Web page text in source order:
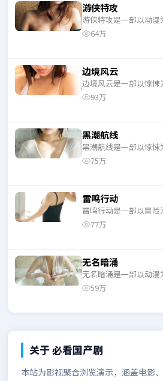
游侠特攻
游侠特攻是一部以动
机、反转与人物成长展
64万
边境风云
边境风云是一部以惊
机、反转与人物成长展
93万
黑潮航线
黑潮航线是一部以惊
机、反转与人物成长展
75万
雷鸣行动
雷鸣行动是一部以冒
机、反转与人物成长展
77万
无名暗涌
无名暗涌是一部以动
机、反转与人物成长展
59万
关于必看国产剧
本站为影视聚合浏览演示，涵盖电影